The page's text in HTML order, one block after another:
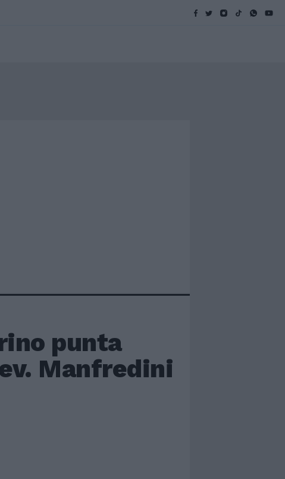
punta
Manfredini